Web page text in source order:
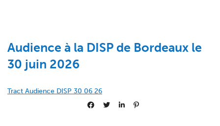
Audience à la DISP de Bordeaux le
30 juin 2026
Tract Audience DISP 30 06 26